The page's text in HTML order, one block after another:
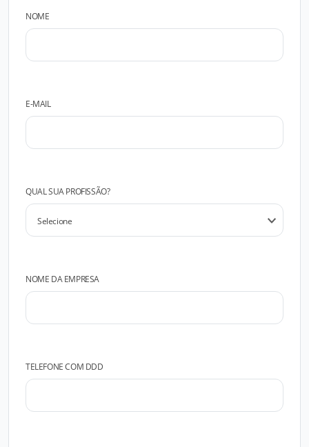
NOME
E-MAIL
QUAL SUA PROFISSÃO?
NOME DA EMPRESA
TELEFONE COM DDD